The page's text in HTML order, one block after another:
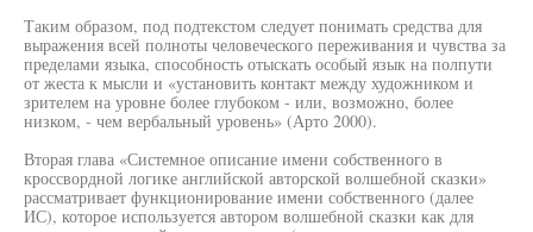
Таким образом, под подтекстом следует понимать средства для
выражения всей полноты человеческого переживания и чувства за
пределами языка, способность отыскать особый язык на полпути
от жеста к мысли и «установить контакт между художником и
зрителем на уровне более глубоком - или, возможно, более
низком, - чем вербальный уровень» (Арто 2000).
Вторая глава «Системное описание имени собственного в
кроссвордной логике английской авторской волшебной сказки»
рассматривает функционирование имени собственного (далее
ИС), которое используется автором волшебной сказки как для